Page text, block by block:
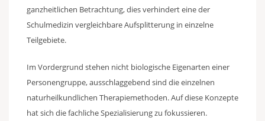
ganzheitlichen Betrachtung, dies verhindert eine der
Schulmedizin vergleichbare Aufsplitterung in einzelne
Teilgebiete.
Im Vordergrund stehen nicht biologische Eigenarten einer
Personengruppe, ausschlaggebend sind die einzelnen
naturheilkundlichen Therapiemethoden. Auf diese Konzepte
hat sich die fachliche Spezialisierung zu fokussieren.